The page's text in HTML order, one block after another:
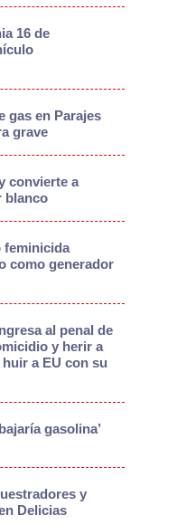
16 de
gas en Parajes
grave
convierte a
blanco
feminicida
como generador
al penal de
y herir a
a EU con su
gasolina’
y
Delicias